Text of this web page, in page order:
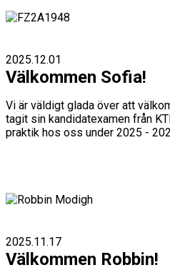
2025.12.01
Välkommen Sofia!
Vi är väldigt glada över att
tagit sin kandidatexamen från
praktik hos oss under 2025 -
2025.11.17
Välkommen Robbin!